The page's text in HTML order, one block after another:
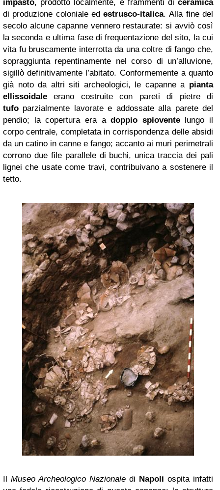
impasto, prodotto localmente, e frammenti di ceramica
di produzione coloniale edestrusco-italica. Alla fine del
secolo alcune capanne vennero restaurate: si avviò così
la seconda e ultima fase di frequentazione del sito, la cui
vita fu bruscamente interrotta da una coltre di fango che,
sopraggiunta repentinamente nel corso di un’alluvione,
sigillò definitivamente l’abitato. Conformemente a quanto
già noto da altri siti archeologici, le capanne a pianta
ellissoidale erano costruite con pareti di pietre di
tufo parzialmente lavorate e addossate alla parete del
pendio; la copertura era adoppio spioventelungo il
corpo centrale, completata in corrispondenza delle absidi
da un catino in canne e fango; accanto ai muri perimetrali
corrono due file parallele di buchi, unica traccia dei pali
lignei che usate come travi, contribuivano a sostenere il
tetto.
Il Museo Archeologico Nazionale di Napoli ospita infatti